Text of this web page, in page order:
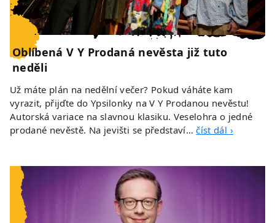
Oblíbená V Y Prodaná nevěsta již tuto
neděli
Už máte plán na nedělní večer? Pokud váháte kam
vyrazit, přijďte do Ypsilonky na V Y Prodanou nevěstu!
Autorská variace na slavnou klasiku. Veselohra o jedné
prodané nevěstě. Na jevišti se představí…číst dál ›